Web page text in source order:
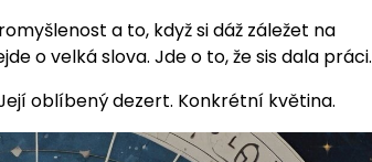
a to, když si dáž záležet na
o velká slova. Jde o to, že sis dala práci.
oblíbený dezert. Konkrétní květina.